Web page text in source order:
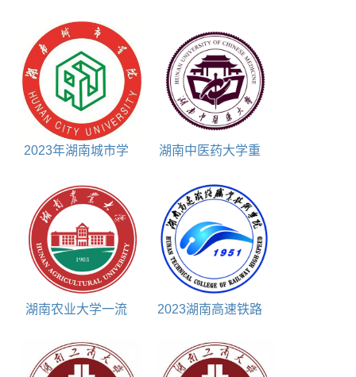
表
2023年湖南城市学
湖南中医药大学重
湖南农业大学一流
2023湖南高速铁路
章